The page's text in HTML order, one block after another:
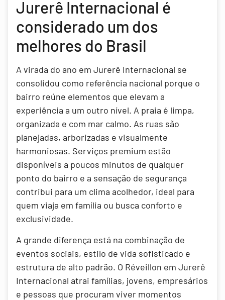
Jurerê Internacional é
considerado um dos
melhores do Brasil
A virada do ano em Jurerê Internacional se
consolidou como referência nacional porque o
bairro reúne elementos que elevam a
experiência a um outro nível. A praia é limpa,
organizada e com mar calmo. As ruas são
planejadas, arborizadas e visualmente
harmoniosas. Serviços premium estão
disponíveis a poucos minutos de qualquer
ponto do bairro e a sensação de segurança
contribui para um clima acolhedor, ideal para
quem viaja em família ou busca conforto e
exclusividade.
A grande diferença está na combinação de
eventos sociais, estilo de vida sofisticado e
estrutura de alto padrão. O Réveillon em Jurerê
Internacional atrai famílias, jovens, empresários
e pessoas que procuram viver momentos